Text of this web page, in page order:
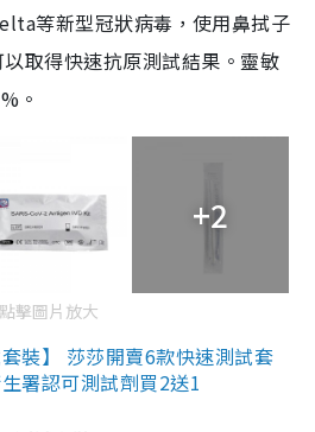
等新型冠狀病毒，使用鼻拭子
取得快速抗原測試結果。靈敏
。
+2
點擊圖片放大
裝】 莎莎開賣6款快速測試套
署認可測試劑買2送1